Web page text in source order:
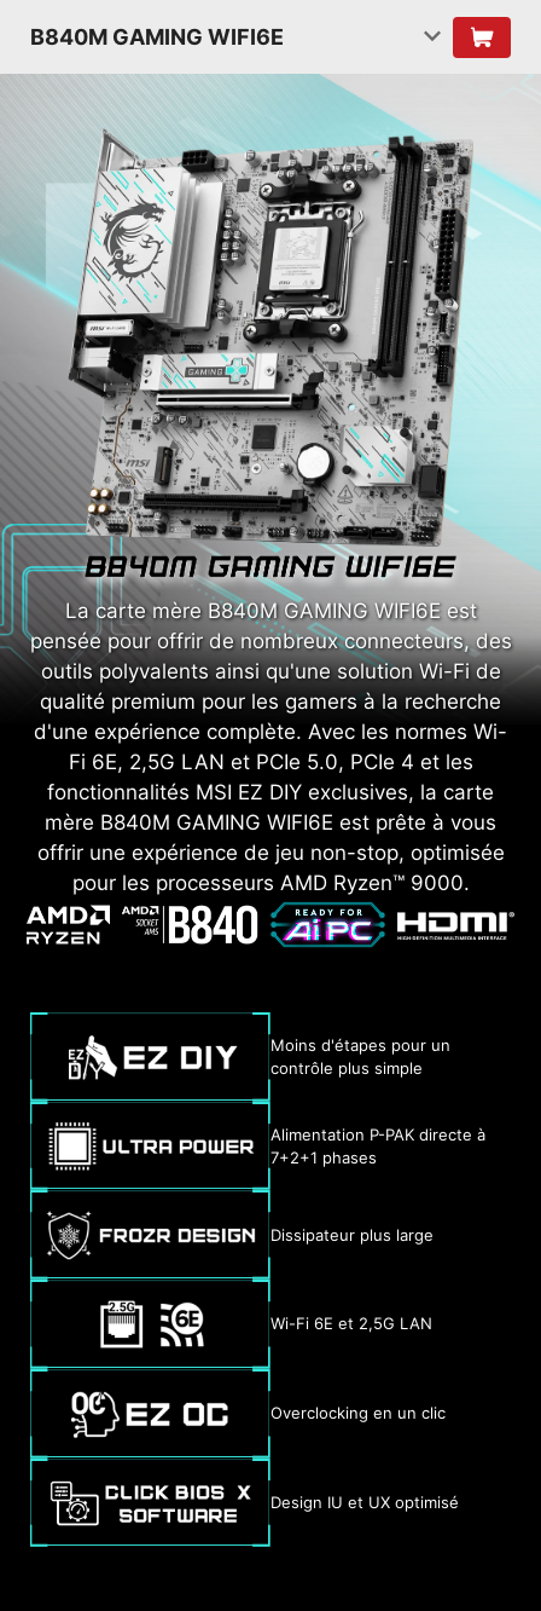
B840M GAMING WIFI6E
La carte mère B840M GAMING WIFI6E est
pensée pour offrir de nombreux connecteurs, des
outils polyvalents ainsi qu'une solution Wi-Fi de
qualité premium pour les gamers à la recherche
d'une expérience complète. Avec les normes Wi-
Fi 6E, 2,5G LAN et PCIe 5.0, PCIe 4 et les
fonctionnalités MSI EZ DIY exclusives, la carte
mère B840M GAMING WIFI6E est prête à vous
offrir une expérience de jeu non-stop, optimisée
pour les processeurs AMD Ryzen™ 9000.
Moins d'étapes pour un
contrôle plus simple
Alimentation P-PAK directe à
7+2+1 phases
Dissipateur plus large
Wi-Fi 6E et 2,5G LAN
Overclocking en un clic
Design IU et UX optimisé